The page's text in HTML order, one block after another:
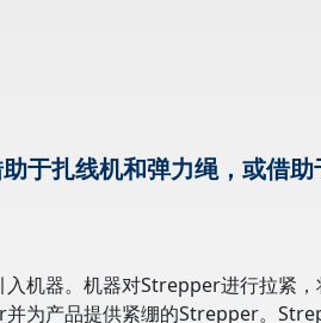
于扎线机和弹力绳，或借
机器。机器对Strepper进行拉紧，
为产品提供紧绷的Strepper。